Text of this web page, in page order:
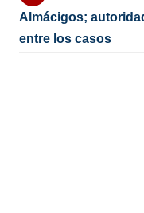
Almácigos;
entre los casos